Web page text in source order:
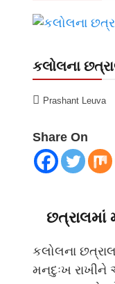
કલોલના
Prashant Leuva
Share On
છત્રાલમાં
કલોલના
મનદુઃખ રાખીને